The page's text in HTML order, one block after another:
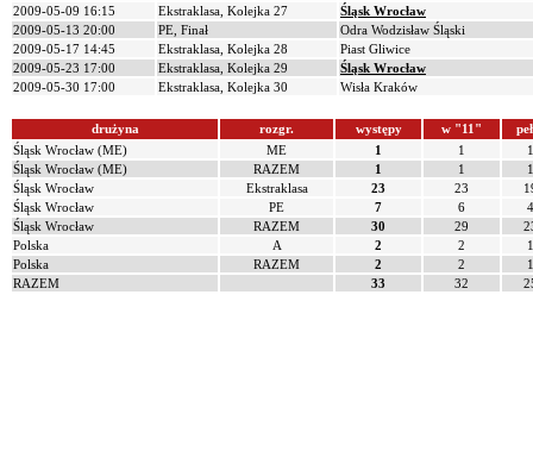
2009-05-09 16:15
Ekstraklasa, Kolejka 27
Śląsk Wrocław
2009-05-13 20:00
PE, Finał
Odra Wodzisław Śląski
2009-05-17 14:45
Ekstraklasa, Kolejka 28
Piast Gliwice
2009-05-23 17:00
Ekstraklasa, Kolejka 29
Śląsk Wrocław
2009-05-30 17:00
Ekstraklasa, Kolejka 30 Wisła Kraków
drużyna rozgr. występy w "11"
Śląsk Wrocław (ME)
ME 1 1
1
Śląsk Wrocław (ME)
RAZEM 1 1
1
Śląsk Wrocław
Ekstraklasa 23 23
Śląsk Wrocław
PE 7 6
4
Śląsk Wrocław
RAZEM 30 29
Polska
A 2 2
1
Polska
RAZEM 2 2
1
RAZEM
33 32